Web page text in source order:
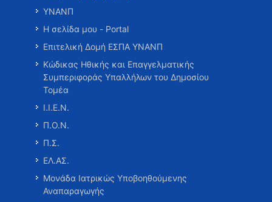
ΥΝΑΝΠ
Η σελίδα μου - Portal
Επιτελική Δομή ΕΣΠΑ ΥΝΑΝΠ
Κώδικας Ηθικής και Επαγγελματικής
Συμπεριφοράς Υπαλλήλων του Δημοσίου
Τομέα
Ι.Ι.Ε.Ν.
Π.Ο.Ν.
Π.Σ.
ΕΛ.ΑΣ.
Μονάδα Ιατρικώς Υποβοηθούμενης
Αναπαραγωγής